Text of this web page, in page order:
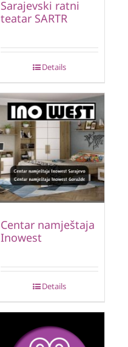
Sarajevski ratni
teatar SARTR
Details
Centar namještaja
Inowest
Details